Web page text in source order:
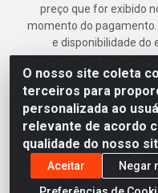
O nosso site coleta
terceiros para
personalizada ao
relevante de acordo
qualidade do nosso
Aceitar
Negar
preço que for exibido
momento do
e disponibilidade do
Armazém Jenipapo
LTDA - Rua das Flores,
52.291-630 -